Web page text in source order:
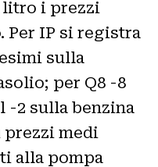
litro i prezzi
IP si registra
sulla
per Q8 -8
-2 sulla benzina
prezzi medi
alla pompa